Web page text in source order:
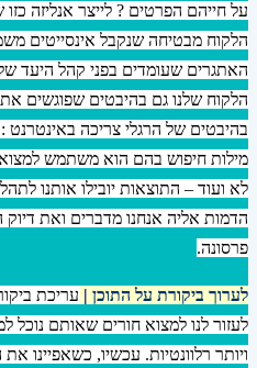
על חייהם הפרטים ? לייצר אנליזה
הלקוח מבטיחה שנקבל אינסייטים
האתגרים שעומדים בפני קהל היעד
הלקוח שלנו גם בהיבטים שפוגשים
בהיבטים של הרגלי צריכה באינטרנט
מילות חיפוש בהם הוא משתמש
לא ועוד – התוצאות יובילו אותנו
הדמות אליה אנחנו מדברים ואת
פרסונה.
לערוך ביקורת על התוכן | עריכת
לעזור לנו למצוא חורים שאותם נוכל
ויותר רלוונטיות. עכשיו, כשאפיינו